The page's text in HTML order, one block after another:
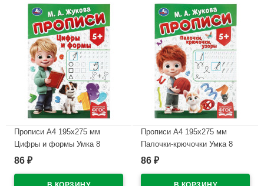
Прописи А4 195х275 мм
Цифры и формы Умка 8
листов арт.978-5-506-11502-1
86 ₽
Прописи А4 195х275 мм
Палочки-крючочки Умка 8
листов арт.978-5-506-11503-8
86 ₽